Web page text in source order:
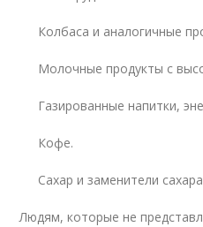
Колбаса и аналогичные
Молочные продукты с
Газированные напитки,
Кофе.
Сахар и заменители
Людям, которые не